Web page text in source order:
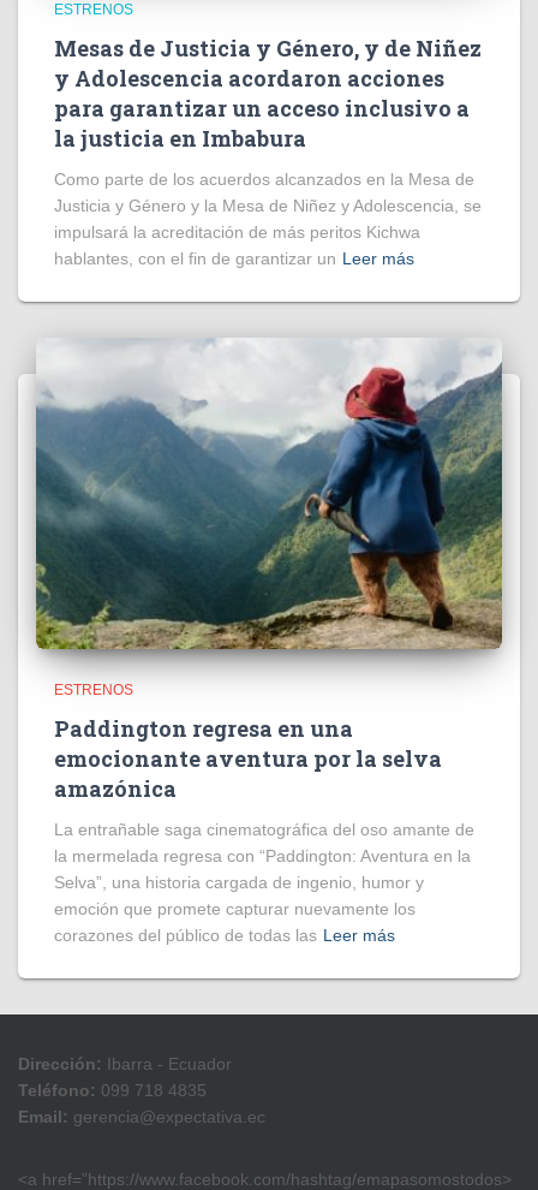
ESTRENOS
Mesas de Justicia y Género, y de Niñez
y Adolescencia acordaron acciones
para garantizar un acceso inclusivo a
la justicia en Imbabura
Como parte de los acuerdos alcanzados en la Mesa de
Justicia y Género y la Mesa de Niñez y Adolescencia, se
impulsará la acreditación de más peritos Kichwa
hablantes, con el fin de garantizar un Leer más
ESTRENOS
Paddington regresa en una
emocionante aventura por la selva
amazónica
La entrañable saga cinematográfica del oso amante de
la mermelada regresa con “Paddington: Aventura en la
Selva”, una historia cargada de ingenio, humor y
emoción que promete capturar nuevamente los
corazones del público de todas las Leer más
Dirección: Ibarra - Ecuador
Teléfono: 099 718 4835
Email: gerencia@expectativa.ec
<a href=”https://www.facebook.com/hashtag/emapasomostodos>